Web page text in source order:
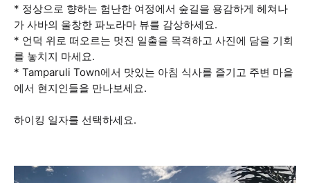
* 정상으로 향하는 험난한 여정에서 숲길을 용감하게 헤쳐나
가 사바의 울창한 파노라마 뷰를 감상하세요.
* 언덕 위로 떠오르는 멋진 일출을 목격하고 사진에 담을 기회
를 놓치지 마세요.
* Tamparuli Town에서 맛있는 아침 식사를 즐기고 주변 마을
에서 현지인들을 만나보세요.
하이킹 일자를 선택하세요.